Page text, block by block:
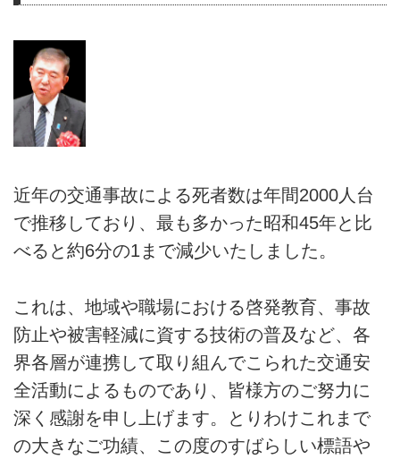
近年の交通事故による死者数は年間2000人台
で推移しており、最も多かった昭和45年と比
べると約6分の1まで減少いたしました。
これは、地域や職場における啓発教育、事故
防止や被害軽減に資する技術の普及など、各
界各層が連携して取り組んでこられた交通安
全活動によるものであり、皆様方のご努力に
深く感謝を申し上げます。とりわけこれまで
の大きなご功績、この度のすばらしい標語や